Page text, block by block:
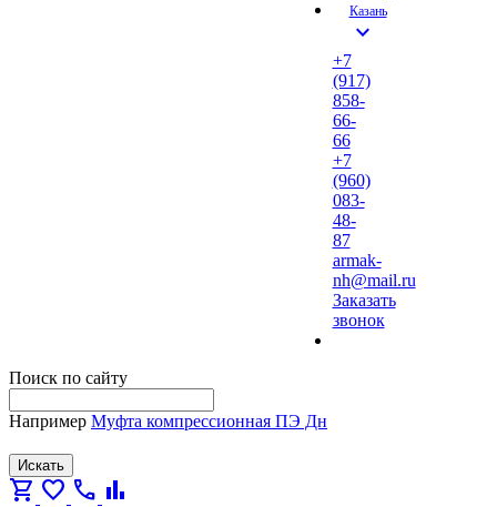
Казань
expand_more
+7
(917)
858-
66-
66
+7
(960)
083-
48-
87
armak-
nh@mail.ru
Заказать
звонок
Поиск по сайту
Например Муфта компрессионная ПЭ Дн
Искать
shopping_cart favorite call bar_chart